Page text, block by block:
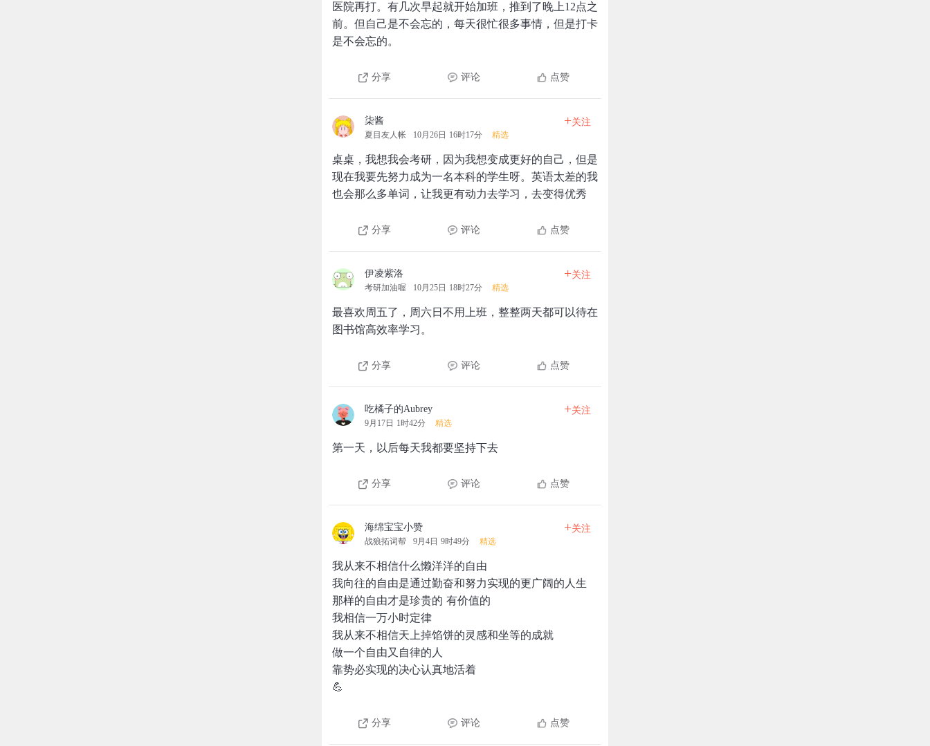
医院再打。有几次早起就开始加班，推到了晚上12点之
前。但自己是不会忘的，每天很忙很多事情，但是打卡
是不会忘的。
分享 评论 点赞
柒酱
夏目友人帐 10月26日 16时17分 精选
+关注
桌桌，我想我会考研，因为我想变成更好的自己，但是
现在我要先努力成为一名本科的学生呀。英语太差的我
也会那么多单词，让我更有动力去学习，去变得优秀
分享 评论 点赞
伊凌紫洛
考研加油喔 10月25日 18时27分 精选
+关注
最喜欢周五了，周六日不用上班，整整两天都可以待在
图书馆高效率学习。
分享 评论 点赞
吃橘子的Aubrey
9月17日 1时42分 精选
+关注
第一天，以后每天我都要坚持下去
分享 评论 点赞
海绵宝宝小赞
战狼拓词帮 9月4日 9时49分 精选
+关注
我从来不相信什么懒洋洋的自由
我向往的自由是通过勤奋和努力实现的更广阔的人生
那样的自由才是珍贵的 有价值的
我相信一万小时定律
我从来不相信天上掉馅饼的灵感和坐等的成就
做一个自由又自律的人
靠势必实现的决心认真地活着
💪
分享 评论 点赞